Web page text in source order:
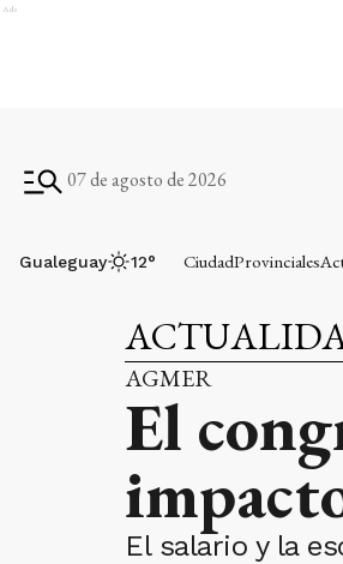
Ads
07 de agosto de 2026
Gualeguay 12° CiudadProvinciales
AGMER
El
El salario y la